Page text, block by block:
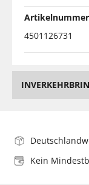
Artikelnummer
4501126731
Kein